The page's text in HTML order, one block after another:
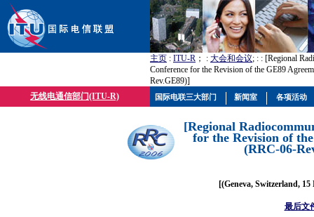
主页 : ITU-R ； : 大会和会议; : : [Regional
Conference for the Revision of the GE89
Rev.GE89)]
无线电通信部门(ITU-R)
[Regional
for the Revision of
(RRC-06-
[(Geneva, Switzerland, 15
最后文
国际电联三大部门 新闻室 各项活动